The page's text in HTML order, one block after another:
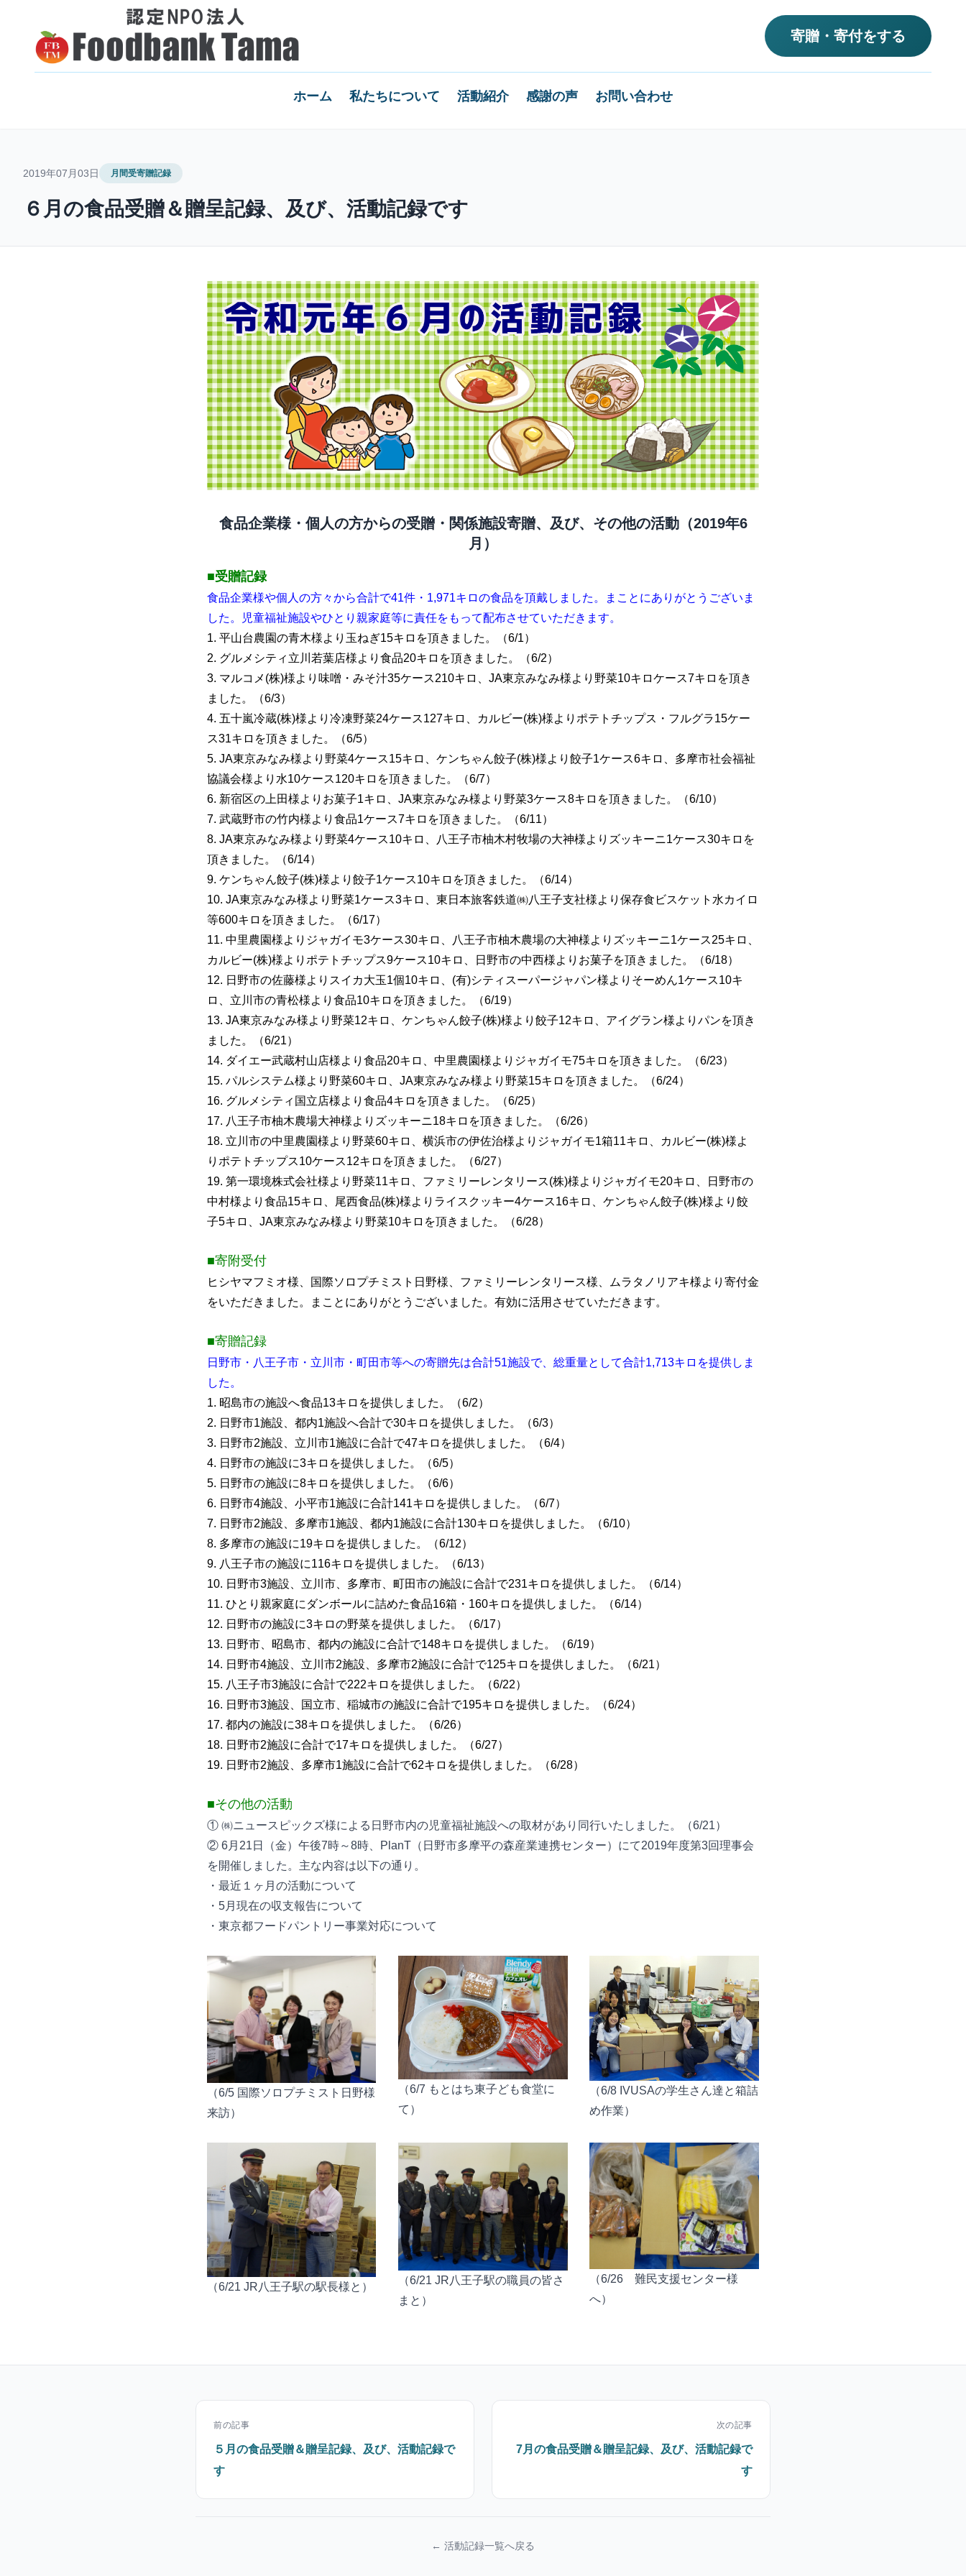
寄贈・寄付をする
ホーム 私たちについて 活動紹介 感謝の声 お問い合わせ
2019年07月03日 月間受寄贈記録
６月の食品受贈＆贈呈記録、及び、活動記録です
食品企業様・個人の方からの受贈・関係施設寄贈、及び、その他の活動（2019年6
月）
■受贈記録
食品企業様や個人の方々から合計で41件・1,971キロの食品を頂戴しました。まことにありがとうございま
した。児童福祉施設やひとり親家庭等に責任をもって配布させていただきます。
1. 平山台農園の青木様より玉ねぎ15キロを頂きました。（6/1）
2. グルメシティ立川若葉店様より食品20キロを頂きました。（6/2）
3. マルコメ(株)様より味噌・みそ汁35ケース210キロ、JA東京みなみ様より野菜10キロケース7キロを頂き
ました。（6/3）
4. 五十嵐冷蔵(株)様より冷凍野菜24ケース127キロ、カルビー(株)様よりポテトチップス・フルグラ15ケー
ス31キロを頂きました。（6/5）
5. JA東京みなみ様より野菜4ケース15キロ、ケンちゃん餃子(株)様より餃子1ケース6キロ、多摩市社会福祉
協議会様より水10ケース120キロを頂きました。（6/7）
6. 新宿区の上田様よりお菓子1キロ、JA東京みなみ様より野菜3ケース8キロを頂きました。（6/10）
7. 武蔵野市の竹内様より食品1ケース7キロを頂きました。（6/11）
8. JA東京みなみ様より野菜4ケース10キロ、八王子市柚木村牧場の大神様よりズッキーニ1ケース30キロを
頂きました。（6/14）
9. ケンちゃん餃子(株)様より餃子1ケース10キロを頂きました。（6/14）
10. JA東京みなみ様より野菜1ケース3キロ、東日本旅客鉄道㈱八王子支社様より保存食ビスケット水カイロ
等600キロを頂きました。（6/17）
11. 中里農園様よりジャガイモ3ケース30キロ、八王子市柚木農場の大神様よりズッキーニ1ケース25キロ、
カルビー(株)様よりポテトチップス9ケース10キロ、日野市の中西様よりお菓子を頂きました。（6/18）
12. 日野市の佐藤様よりスイカ大玉1個10キロ、(有)シティスーパージャパン様よりそーめん1ケース10キ
ロ、立川市の青松様より食品10キロを頂きました。（6/19）
13. JA東京みなみ様より野菜12キロ、ケンちゃん餃子(株)様より餃子12キロ、アイグラン様よりパンを頂き
ました。（6/21）
14. ダイエー武蔵村山店様より食品20キロ、中里農園様よりジャガイモ75キロを頂きました。（6/23）
15. パルシステム様より野菜60キロ、JA東京みなみ様より野菜15キロを頂きました。（6/24）
16. グルメシティ国立店様より食品4キロを頂きました。（6/25）
17. 八王子市柚木農場大神様よりズッキーニ18キロを頂きました。（6/26）
18. 立川市の中里農園様より野菜60キロ、横浜市の伊佐治様よりジャガイモ1箱11キロ、カルビー(株)様よ
りポテトチップス10ケース12キロを頂きました。（6/27）
19. 第一環境株式会社様より野菜11キロ、ファミリーレンタリース(株)様よりジャガイモ20キロ、日野市の
中村様より食品15キロ、尾西食品(株)様よりライスクッキー4ケース16キロ、ケンちゃん餃子(株)様より餃
子5キロ、JA東京みなみ様より野菜10キロを頂きました。（6/28）
■寄附受付
ヒシヤマフミオ様、国際ソロプチミスト日野様、 ファミリーレンタリース様、ムラタノリアキ様より寄付金
をいただきました。まことにありがとうございました。有効に活用させていただきます。
■寄贈記録
日野市・八王子市・立川市・町田市等への寄贈先は合計51施設で、総重量として合計1,713キロを提供しま
した。
1. 昭島市の施設へ食品13キロを提供しました。（6/2）
2. 日野市1施設、都内1施設へ合計で30キロを提供しました。（6/3）
3. 日野市2施設、立川市1施設に合計で47キロを提供しました。（6/4）
4. 日野市の施設に3キロを提供しました。（6/5）
5. 日野市の施設に8キロを提供しました。（6/6）
6. 日野市4施設、小平市1施設に合計141キロを提供しました。（6/7）
7. 日野市2施設、多摩市1施設、都内1施設に合計130キロを提供しました。（6/10）
8. 多摩市の施設に19キロを提供しました。（6/12）
9. 八王子市の施設に116キロを提供しました。（6/13）
10. 日野市3施設、立川市、多摩市、町田市の施設に合計で231キロを提供しました。（6/14）
11. ひとり親家庭にダンボールに詰めた食品16箱・160キロを提供しました。（6/14）
12. 日野市の施設に3キロの野菜を提供しました。（6/17）
13. 日野市、昭島市、都内の施設に合計で148キロを提供しました。（6/19）
14. 日野市4施設、立川市2施設、多摩市2施設に合計で125キロを提供しました。（6/21）
15. 八王子市3施設に合計で222キロを提供しました。（6/22）
16. 日野市3施設、国立市、稲城市の施設に合計で195キロを提供しました。（6/24）
17. 都内の施設に38キロを提供しました。（6/26）
18. 日野市2施設に合計で17キロを提供しました。（6/27）
19. 日野市2施設、多摩市1施設に合計で62キロを提供しました。（6/28）
■その他の活動
① ㈱ニュースピックズ様による日野市内の児童福祉施設への取材があり同行いたしました。（6/21）
② 6月21日（金）午後7時～8時、PlanT（日野市多摩平の森産業連携センター）にて2019年度第3回理事会
を開催しました。主な内容は以下の通り。
・最近１ヶ月の活動について
・5月現在の収支報告について
・東京都フードパントリー事業対応について
（6/5 国際ソロプチミスト日野様
来訪）
（6/7 もとはち東子ども食堂に
て）
（6/8 IVUSAの学生さん達と箱詰
め作業）
（6/21 JR八王子駅の駅長様と）
（6/21 JR八王子駅の職員の皆さ
まと）
（6/26 難民支援センター様
へ）
前の記事
５月の食品受贈＆贈呈記録、及び、活動記録で
す
次の記事
7月の食品受贈＆贈呈記録、及び、活動記録で
す
← 活動記録一覧へ戻る